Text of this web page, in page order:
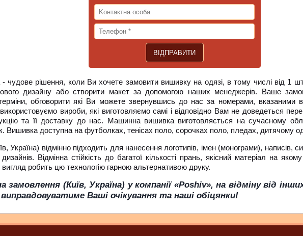
- чудове рішення, коли Ви хочете замовити вишивку на одязі, в тому числі від 1
дизайну або створити макет за допомогою наших менеджерів. Ваше
обговорити які Ви можете звернувшись до нас за номерами, вказаними в
вироби, які виготовляємо самі і відповідно Вам не доведеться
та її доставку до нас. Машинна вишивка виготовляється на сучасному
Вишивка доступна на футболках, тенісах поло, сорочках поло, пледах, дитячому
Україна) відмінно підходить для нанесення логотипів, імен (монограми), написів,
Відмінна стійкість до багатої кількості прань, якісний матеріал на
робить цю технологію гарною альтернативою друку.
замовлення (Київ, Україна) у компанії «Poshiv», на відміну від
Ваші очікування та наші обіцянки!